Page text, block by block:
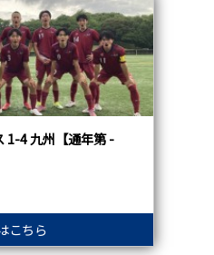
1-4 九州【通年第 -
こちら